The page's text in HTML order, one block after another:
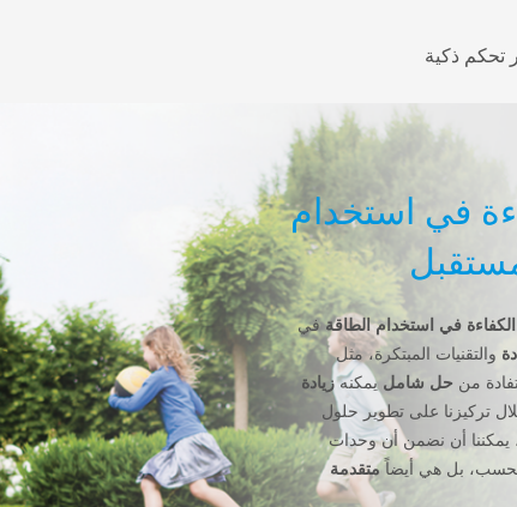
تحكم ذكية
في استخدام
في استخدام الطاقةفي
والتقنيات المبتكرة، مثل
من حل شامل يمكنهزيادة
تركيزنا على تطوير حلول
يمكننا أن نضمن أن وحدات
متقدمة